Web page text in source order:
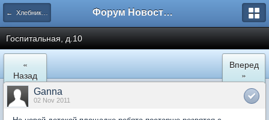
← Хлебниково Форум Новостройки
Госпитальная, д.10
«
Назад
Вперед
»
Ganna
02 Nov 2011